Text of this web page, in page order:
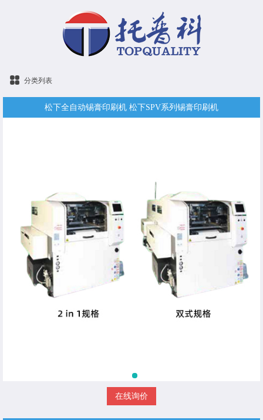
分类列表
松下全自动锡膏印刷机 松下SPV系列锡膏印刷机
在线询价